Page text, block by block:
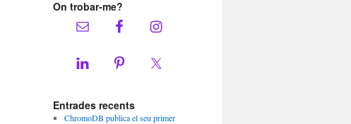
On trobar-me?
Entrades recents
ChromoDB publica el seu primer